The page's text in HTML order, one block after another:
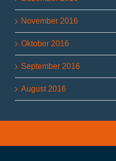
November 2016
Oktober 2016
September 2016
August 2016